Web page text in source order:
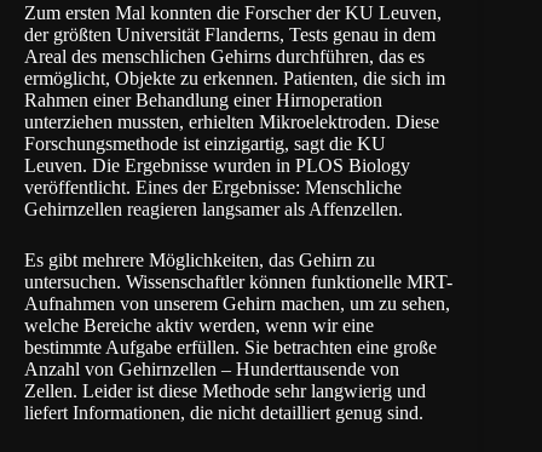
Zum ersten Mal konnten die Forscher derKU Leuven,
der größten Universität Flanderns, Tests genau in dem
Areal des menschlichen Gehirns durchführen, das es
ermöglicht, Objekte zu erkennen. Patienten, die sich im
Rahmen einer Behandlung einer Hirnoperation
unterziehen mussten, erhielten Mikroelektroden. Diese
Forschungsmethode ist einzigartig, sagt die KU
Leuven. Die Ergebnisse wurden in PLOS Biology
veröffentlicht. Eines der Ergebnisse: Menschliche
Gehirnzellen reagieren langsamer als Affenzellen.
Es gibt mehrere Möglichkeiten, das Gehirn zu
untersuchen. Wissenschaftler können funktionelle MRT-
Aufnahmen von unserem Gehirn machen, um zu sehen,
welche Bereiche aktiv werden, wenn wir eine
bestimmte Aufgabe erfüllen. Sie betrachten eine große
Anzahl von Gehirnzellen – Hunderttausende von
Zellen. Leider ist diese Methode sehr langwierig und
liefert Informationen, die nicht detailliert genug sind.